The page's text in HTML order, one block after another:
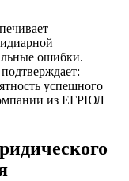
ошибки.
успешного
из ЕГРЮЛ